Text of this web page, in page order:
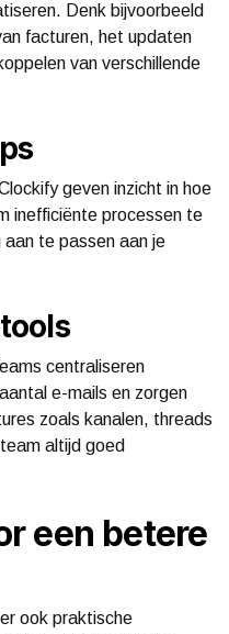
Denk bijvoorbeeld
facturen, het updaten
van verschillende
geven inzicht in hoe
inefficiënte processen te
te passen aan je
centraliseren
e-mails en zorgen
zoals kanalen, threads
altijd goed
een betere
ook praktische